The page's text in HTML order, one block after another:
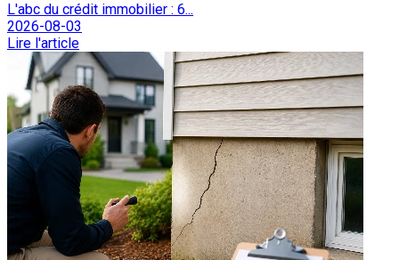
L'abc du crédit immobilier : 6...
2026-08-03
Lire l'article